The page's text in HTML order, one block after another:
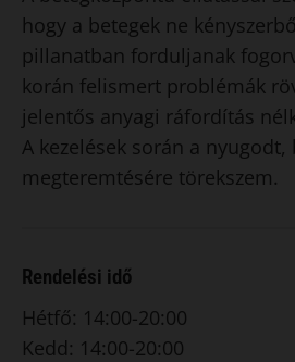
hogy a betegek ne
pillanatban forduljanak
korán felismert problémák
jelentős anyagi ráfordítás
A kezelések során a
megteremtésére törekszem.
Rendelési idő
Hétfő: 14:00-20:00
Kedd: 14:00-20:00